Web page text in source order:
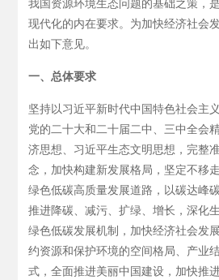
我国资源环境生态问题的基础之策，
现代化的内在要求。为加快经济社会
出如下意见。
一、总体要求
坚持以习近平新时代中国特色社会主
党的二十大和二十届二中、三中全会
济思想、习近平生态文明思想，完整
念，加快构建新发展格局，坚定不移
绿色低碳高质量发展道路，以碳达峰
推进降碳、减污、扩绿、增长，深化
绿色低碳发展机制，加快经济社会发
约资源和保护环境的空间格局、产业
式，全面推进美丽中国建设，加快推